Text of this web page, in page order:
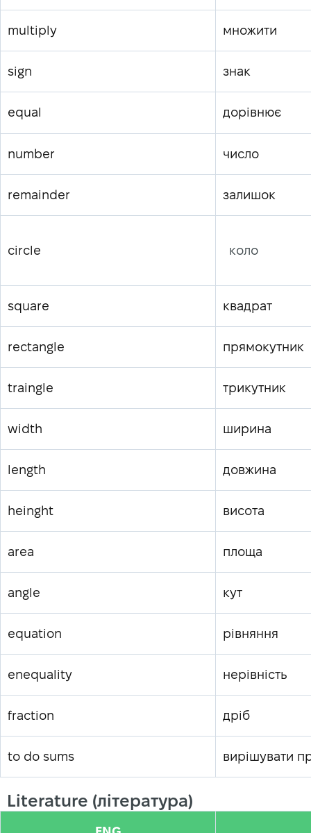
multiply множити
sign знак
equal дорівнює
number число
remainder залишок
circle коло
square квадрат
rectangle прямокутник
traingle трикутник
width ширина
length довжина
heinght висота
area площа
angle кут
equation рівняння
enequality нерівність
fraction дріб
to do sums вирішувати
Literature (література)